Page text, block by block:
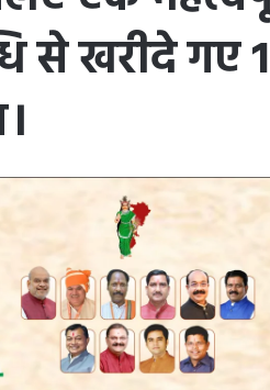
से खरीदे गए